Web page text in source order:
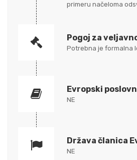
primeru načeloma
Pogoj za
Potrebna je formalna
Evropski
NE
Država članica
NE